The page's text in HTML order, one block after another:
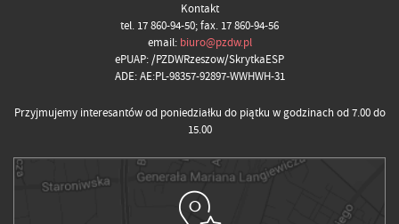
Kontakt
tel. 17 860-94-50; fax. 17 860-94-56
email: biuro@pzdw.pl
ePUAP: /PZDWRzeszow/SkrytkaESP
ADE: AE:PL-98357-92897-WWHWH-31
Przyjmujemy interesantów od poniedziałku do piątku w godzinach od 7.00 do
15.00